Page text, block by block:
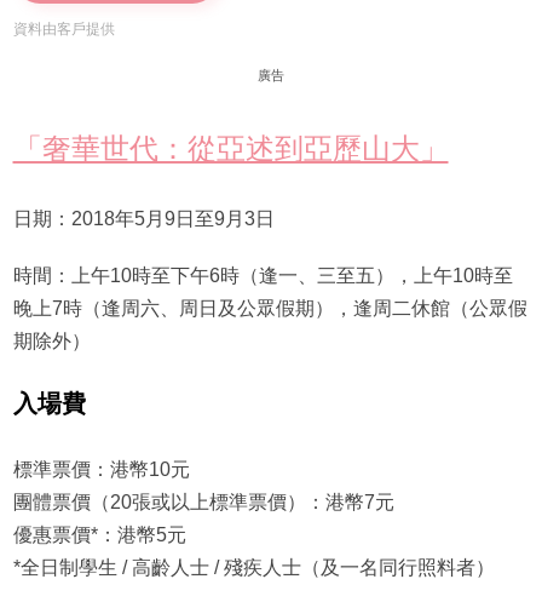
資料由客戶提供
廣告
「奢華世代：從亞述到亞歷山大」
日期：2018年5月9日至9月3日
時間：上午10時至下午6時（逢一、三至五），上午10時至
晚上7時（逢周六、周日及公眾假期），逢周二休館（公眾假
期除外）
入場費
標準票價：港幣10元
團體票價（20張或以上標準票價）：港幣7元
優惠票價*：港幣5元
*全日制學生 / 高齡人士 / 殘疾人士（及一名同行照料者）